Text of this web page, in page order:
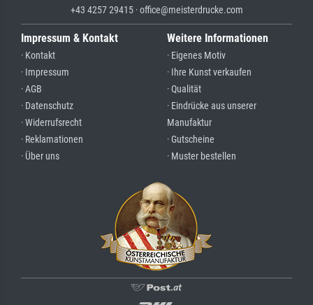
+43 4257 29415 · office@meisterdrucke.com
Impressum & Kontakt
· Kontakt
· Impressum
· AGB
· Datenschutz
· Widerrufsrecht
· Reklamationen
· Über uns
Weitere Informationen
· Eigenes Motiv
· Ihre Kunst verkaufen
· Qualität
· Eindrücke aus unserer
Manufaktur
· Gutscheine
· Muster bestellen